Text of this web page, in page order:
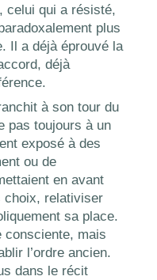
celui qui a résisté,
plus
Il a déjà éprouvé la
déjà
à son tour du
pas toujours à un
exposé à des
ou de
en avant
choix, relativiser
sa place.
consciente, mais
l’ordre ancien.
dans le récit